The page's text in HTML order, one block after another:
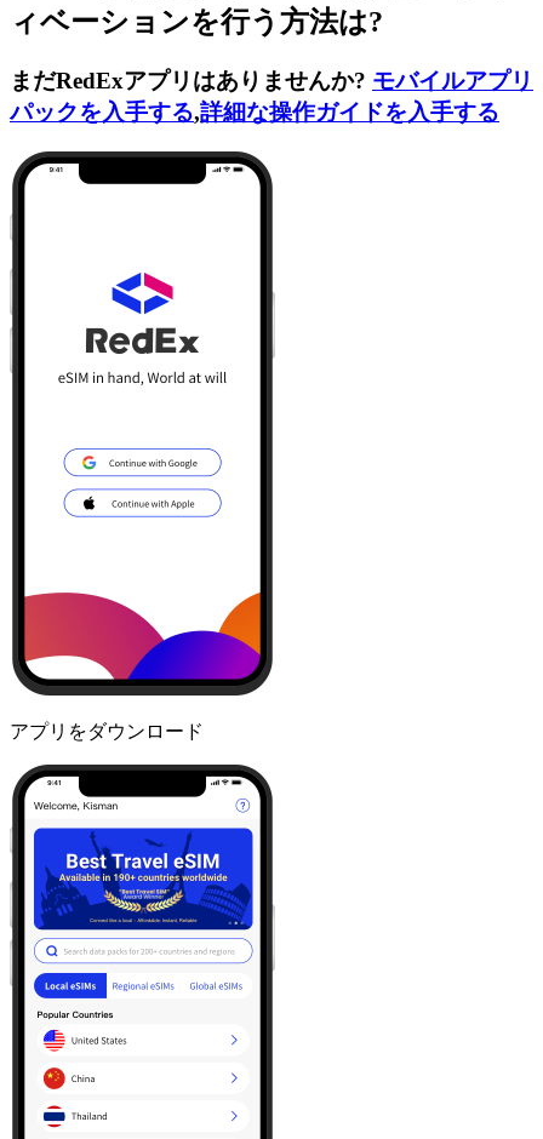
ィベーションを行う方法は?
まだRedExアプリはありませんか? モバイルアプリ
パックを入手する,詳細な操作ガイドを入手する
アプリをダウンロード